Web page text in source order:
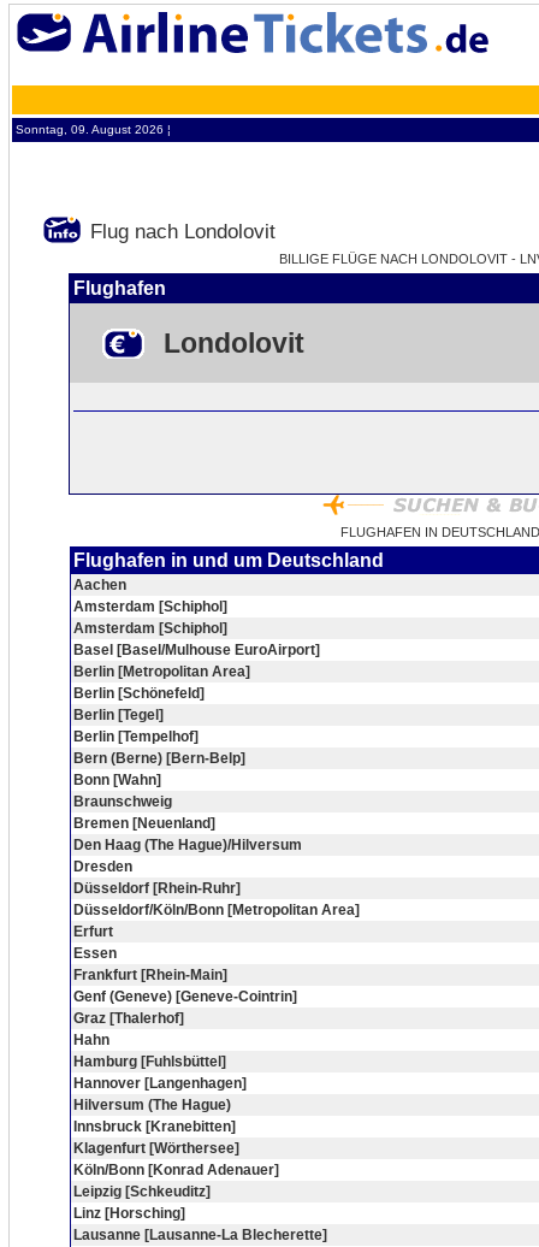
Sonntag, 09. August 2026 ¦
Flug nach Londolovit
BILLIGE FLÜGE NACH LONDOLOVIT -
Flughafen
Londolovit
FLUGHAFEN IN
Flughafen in und um Deutschland
Aachen
Amsterdam [Schiphol]
Amsterdam [Schiphol]
Basel [Basel/Mulhouse EuroAirport]
Berlin [Metropolitan Area]
Berlin [Schönefeld]
Berlin [Tegel]
Berlin [Tempelhof]
Bern (Berne) [Bern-Belp]
Bonn [Wahn]
Braunschweig
Bremen [Neuenland]
Den Haag (The Hague)/Hilversum
Dresden
Düsseldorf [Rhein-Ruhr]
Düsseldorf/Köln/Bonn [Metropolitan Area]
Erfurt
Essen
Frankfurt [Rhein-Main]
Genf (Geneve) [Geneve-Cointrin]
Graz [Thalerhof]
Hahn
Hamburg [Fuhlsbüttel]
Hannover [Langenhagen]
Hilversum (The Hague)
Innsbruck [Kranebitten]
Klagenfurt [Wörthersee]
Köln/Bonn [Konrad Adenauer]
Leipzig [Schkeuditz]
Linz [Horsching]
Lausanne [Lausanne-La Blecherette]